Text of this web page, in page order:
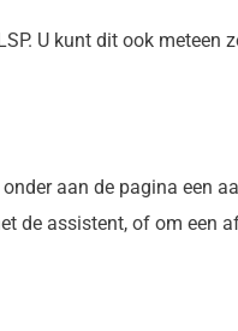
U kunt dit ook meteen
aan de pagina een
de assistent, of om een